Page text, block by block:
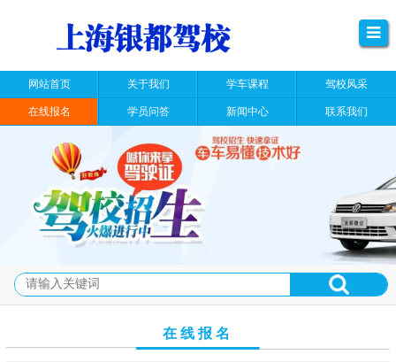
网站首页 关于我们 学车课程 驾校风采
在线报名 学员问答 新闻中心 联系我们
在线报名